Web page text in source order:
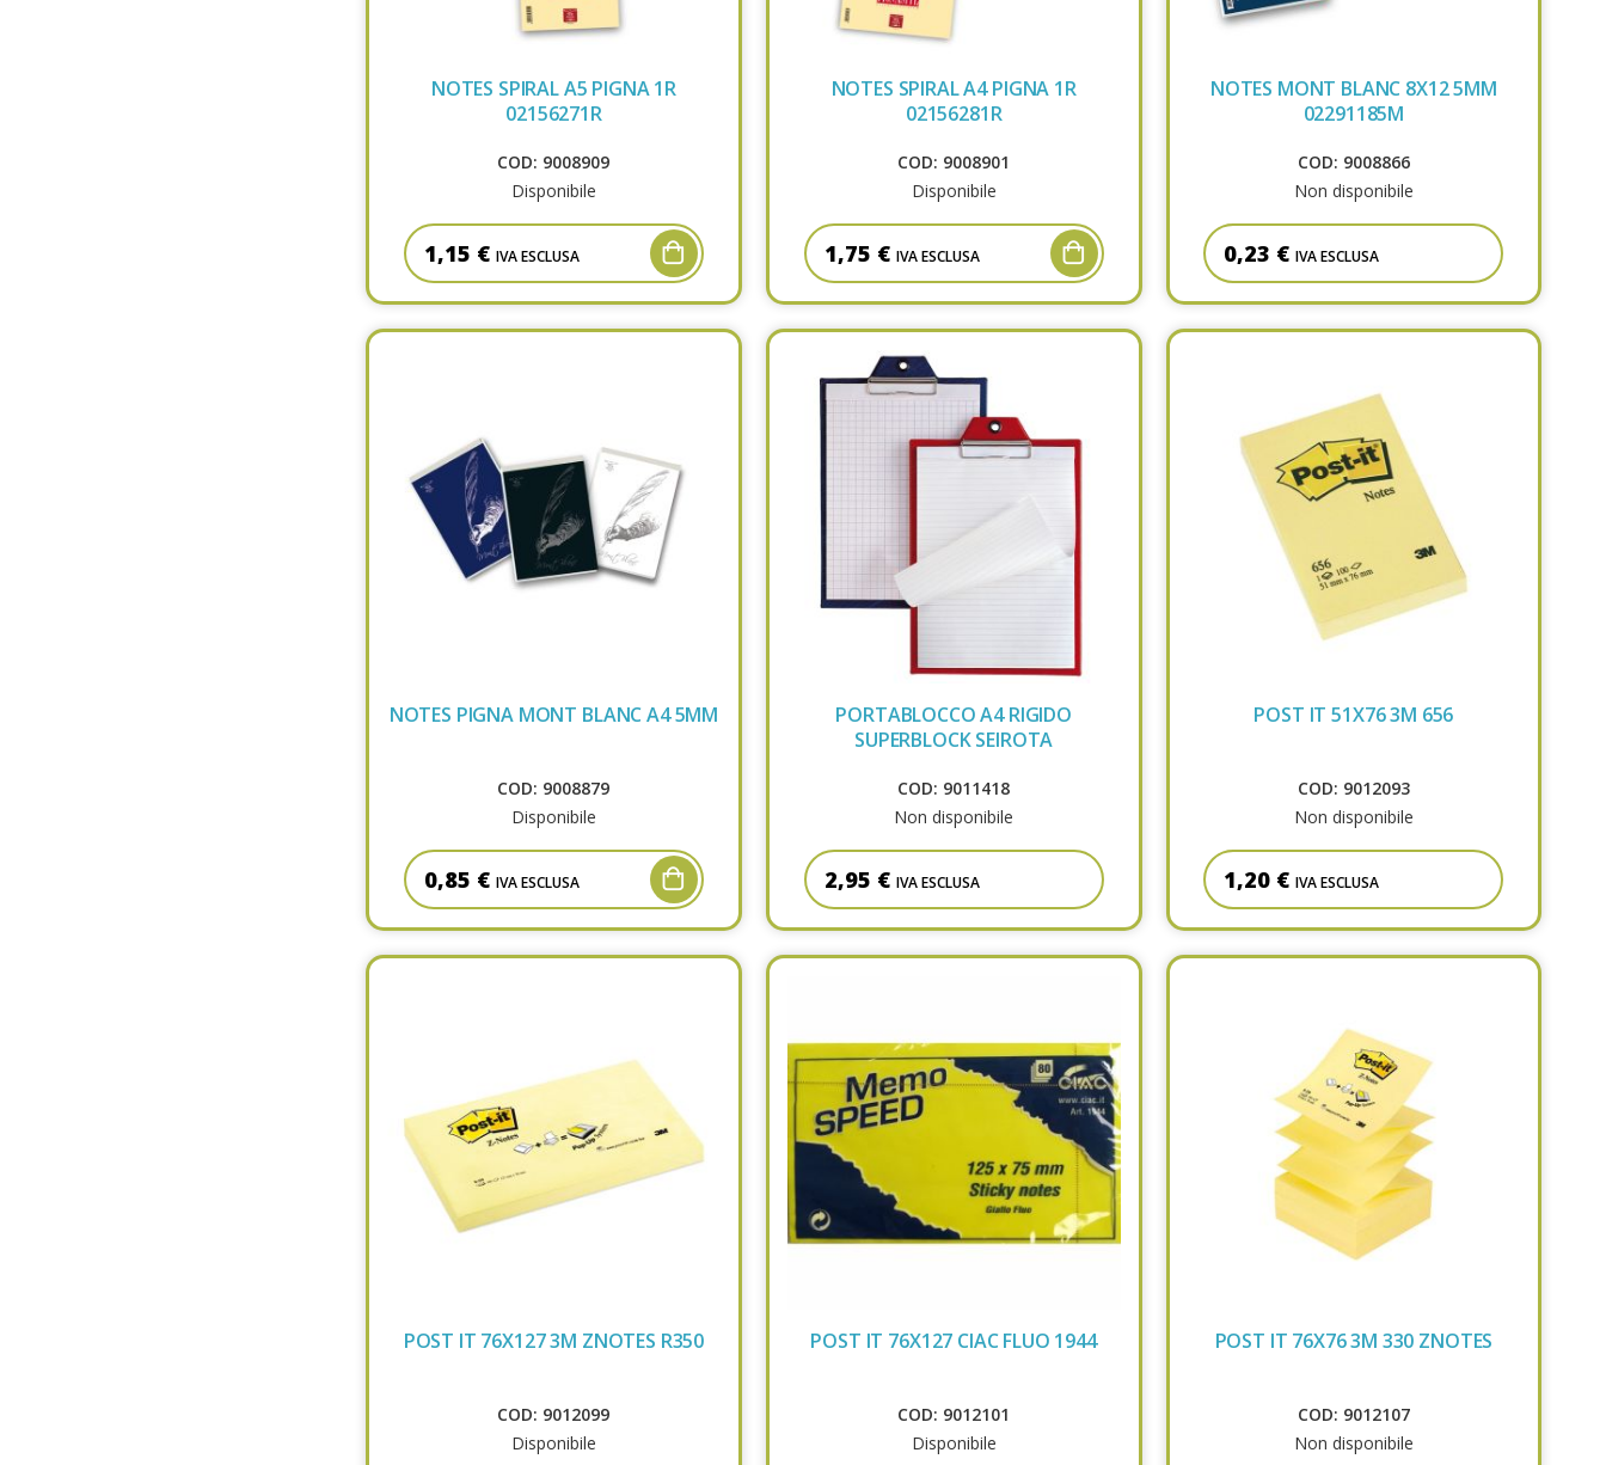
NOTES SPIRAL A5 PIGNA 1R
02156271R
COD: 9008909
Disponibile
1,15 € IVA ESCLUSA
NOTES SPIRAL A4 PIGNA 1R
02156281R
COD: 9008901
Disponibile
1,75 € IVA ESCLUSA
NOTES MONT BLANC 8X12 5MM
02291185M
COD: 9008866
Non disponibile
0,23 € IVA ESCLUSA
NOTES PIGNA MONT BLANC A4 5MM
COD: 9008879
Disponibile
0,85 € IVA ESCLUSA
PORTABLOCCO A4 RIGIDO
SUPERBLOCK SEIROTA
COD: 9011418
Non disponibile
2,95 € IVA ESCLUSA
POST IT 51X76 3M 656
COD: 9012093
Non disponibile
1,20 € IVA ESCLUSA
POST IT 76X127 3M ZNOTES R350
COD: 9012099
Disponibile
POST IT 76X127 CIAC FLUO 1944
COD: 9012101
Disponibile
POST IT 76X76 3M 330 ZNOTES
COD: 9012107
Non disponibile